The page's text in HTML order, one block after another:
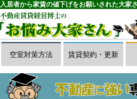
空室対策方法 賃貸契約・更新